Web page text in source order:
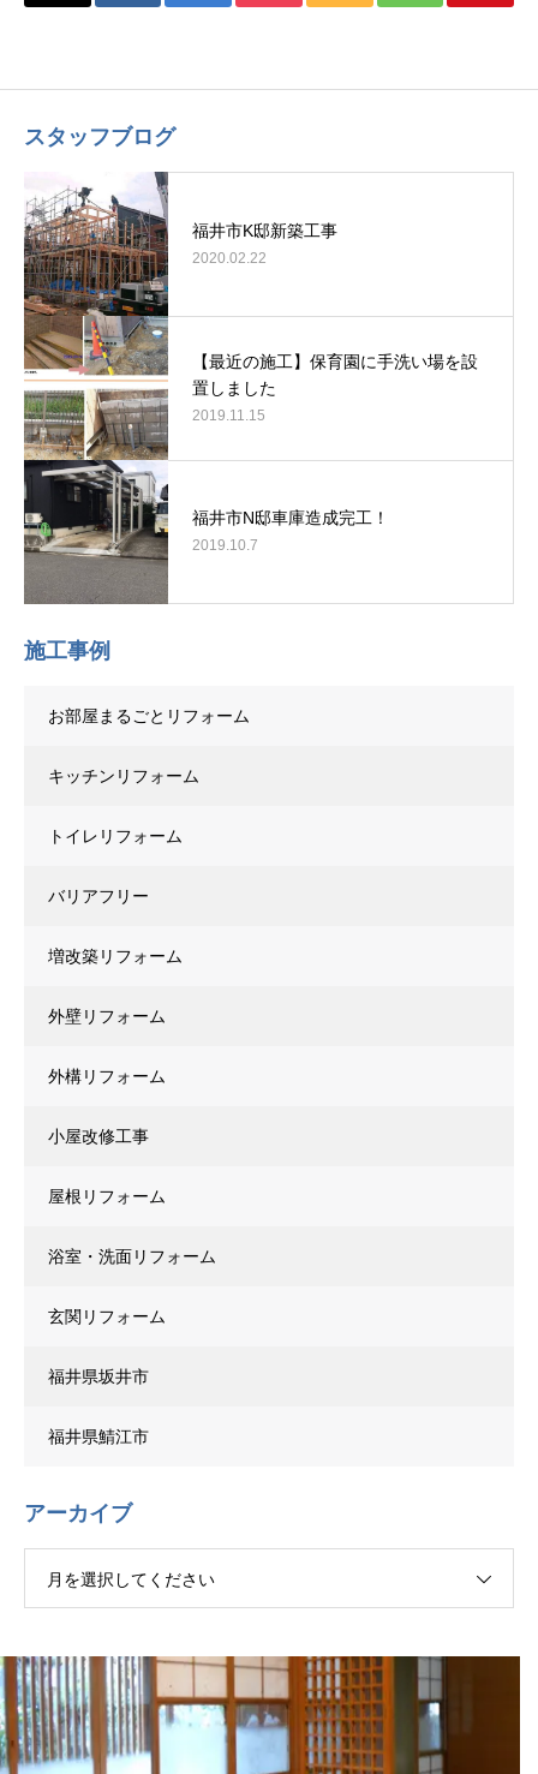
スタッフブログ
福井市K邸新築工事
2020.02.22
【最近の施工】保育園に手洗い場を設
置しました
2019.11.15
福井市N邸車庫造成完工！
2019.10.7
施工事例
お部屋まるごとリフォーム
キッチンリフォーム
トイレリフォーム
バリアフリー
増改築リフォーム
外壁リフォーム
外構リフォーム
小屋改修工事
屋根リフォーム
浴室・洗面リフォーム
玄関リフォーム
福井県坂井市
福井県鯖江市
アーカイブ
月を選択してください